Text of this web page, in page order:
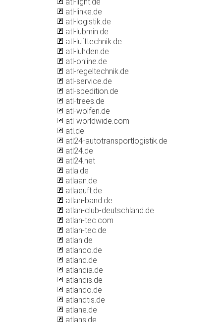
atl-linke.de
atl-logistik.de
atl-lubmin.de
atl-lufttechnik.de
atl-luhden.de
atl-online.de
atl-regeltechnik.de
atl-service.de
atl-spedition.de
atl-trees.de
atl-wolfen.de
atl-worldwide.com
atl.de
atl24-autotransportlogistik.de
atl24.de
atl24.net
atla.de
atlaan.de
atlaeuft.de
atlan-band.de
atlan-club-deutschland.de
atlan-tec.com
atlan-tec.de
atlan.de
atlanco.de
atland.de
atlandia.de
atlandis.de
atlando.de
atlandtis.de
atlane.de
atlans.de